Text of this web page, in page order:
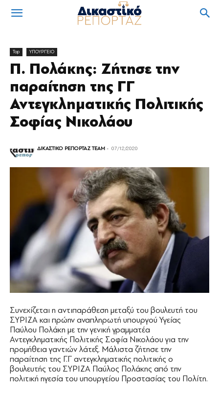
Top ΥΠΟΥΡΓΕΙΟ
Π. Πολάκης: Ζήτησε την
παραίτηση της ΓΓ
Αντεγκληματικής Πολιτικής
Σοφίας Νικολάου
ΔΙΚΑΣΤΙΚΟ ΡΕΠΟΡΤΑΖ TEAM - 07/12/2020
Συνεχίζεται η αντιπαράθεση μεταξύ του βουλευτή του
ΣΥΡΙΖΑ και πρώην αναπληρωτή υπουργού Υγείας
Παύλου Πολάκη με την γενική γραμματέα
Αντεγκληματικής Πολιτικής Σοφία Νικολάου για την
προμήθεια γαντιών λάτεξ. Μάλιστα ζήτησε την
παραίτηση της Γ.Γ αντεγκληματικής πολιτικής ο
βουλευτής του ΣΥΡΙΖΑ Παύλος Πολάκης από την
πολιτική ηγεσία του υπουργείου Προστασίας του Πολίτη.